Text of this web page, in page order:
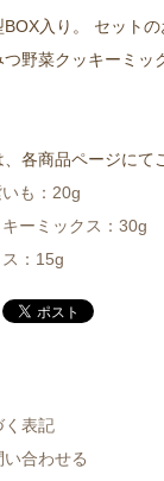
入り。 セット
野菜クッキーミッ
各商品ページにて
も：20g
ーミックス：30g
：15g
く表記
合わせる